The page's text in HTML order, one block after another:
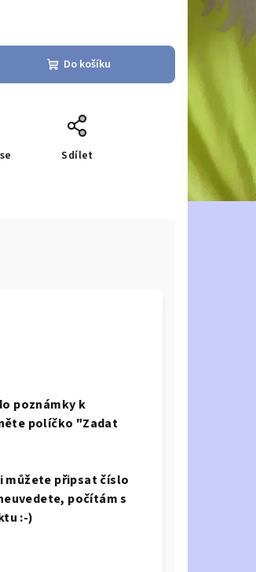
Do košíku
Sdílet
poznámky k
políčko "Zadat
můžete připsat číslo
počítám s
:-)